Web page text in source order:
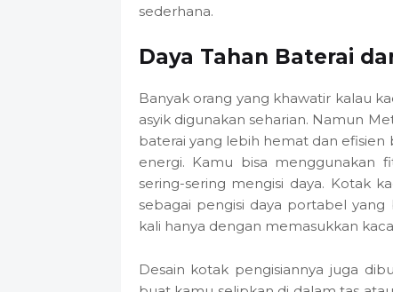
sederhana.
Daya Tahan Baterai
Banyak orang yang khawatir kalau
asyik digunakan seharian. Namun
baterai yang lebih hemat dan
energi. Kamu bisa menggunakan
sering-sering mengisi daya. Kotak
sebagai pengisi daya portabel
kali hanya dengan memasukkan
Desain kotak pengisiannya juga